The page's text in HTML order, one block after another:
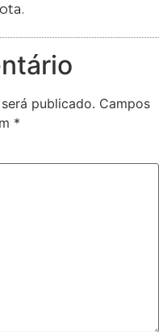
publicado. Campos
*